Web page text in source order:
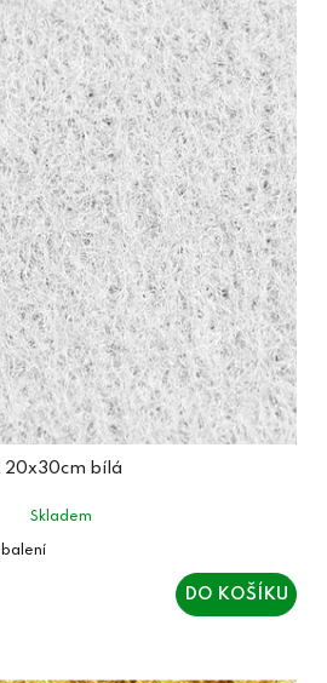
20x30cm bílá
Skladem
DO KOŠÍKU